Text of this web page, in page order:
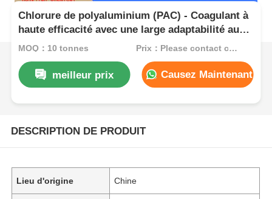
Chlorure de polyaluminium (PAC) - Coagulant à
haute efficacité avec une large adaptabilité au
pH et une formation rapide de flocons pour le
MOQ：10 tonnes Prix：Please contact customer service
meilleur prix Causez Maintenant
DESCRIPTION DE PRODUIT
Lieu d'origine Chine